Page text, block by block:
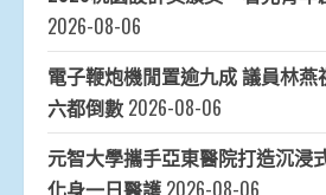
2026-08-06
電子鞭炮機閒置逾九成 議員林
六都倒數 2026-08-06
元智大學攜手亞東醫院打造沉
化身一日醫護 2026-08-06